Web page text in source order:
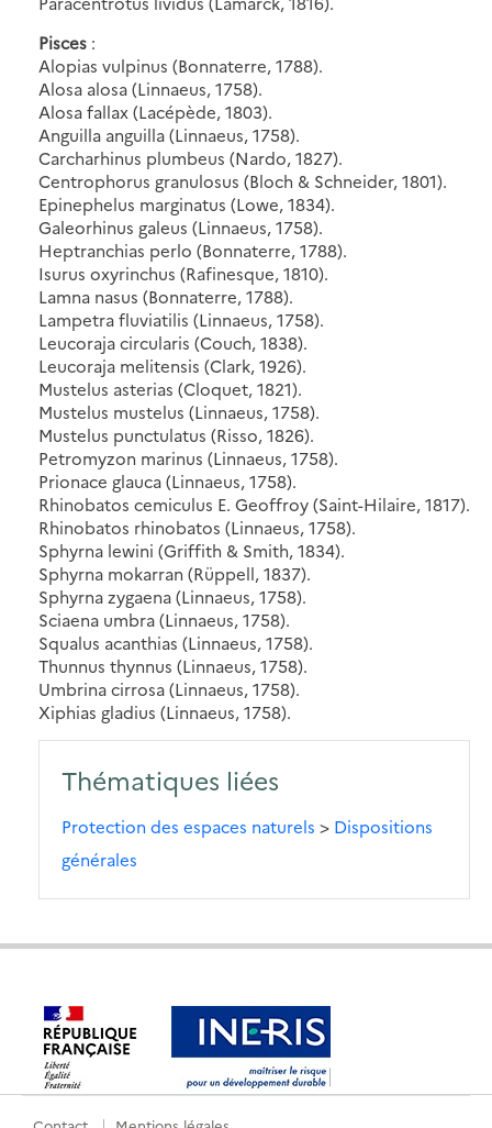
Pisces :
Alopias vulpinus (Bonnaterre, 1788).
Alosa alosa (Linnaeus, 1758).
Alosa fallax (Lacépède, 1803).
Anguilla anguilla (Linnaeus, 1758).
Carcharhinus plumbeus (Nardo, 1827).
Centrophorus granulosus (Bloch & Schneider, 1801).
Epinephelus marginatus (Lowe, 1834).
Galeorhinus galeus (Linnaeus, 1758).
Heptranchias perlo (Bonnaterre, 1788).
Isurus oxyrinchus (Rafinesque, 1810).
Lamna nasus (Bonnaterre, 1788).
Lampetra fluviatilis (Linnaeus, 1758).
Leucoraja circularis (Couch, 1838).
Leucoraja melitensis (Clark, 1926).
Mustelus asterias (Cloquet, 1821).
Mustelus mustelus (Linnaeus, 1758).
Mustelus punctulatus (Risso, 1826).
Petromyzon marinus (Linnaeus, 1758).
Prionace glauca (Linnaeus, 1758).
Rhinobatos cemiculus E. Geoffroy (Saint-Hilaire, 1817).
Rhinobatos rhinobatos (Linnaeus, 1758).
Sphyrna lewini (Griffith & Smith, 1834).
Sphyrna mokarran (Rüppell, 1837).
Sphyrna zygaena (Linnaeus, 1758).
Sciaena umbra (Linnaeus, 1758).
Squalus acanthias (Linnaeus, 1758).
Thunnus thynnus (Linnaeus, 1758).
Umbrina cirrosa (Linnaeus, 1758).
Xiphias gladius (Linnaeus, 1758).
Thématiques liées
Protection des espaces naturels > Dispositions
générales